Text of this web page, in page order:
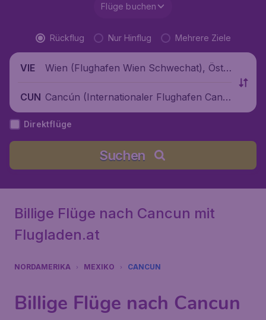
Flüge buchen
Rückflug Nur Hinflug Mehrere Ziele
VIE
Wien (Flughafen Wien Schwechat), Öste
CUN Cancún (Internationaler Flughafen Canc
ún), Mexiko
Direktflüge
Suchen
Billige Flüge nach Cancun mit
Flugladen.at
NORDAMERIKA MEXIKO CANCUN
Billige Flüge nach Cancun